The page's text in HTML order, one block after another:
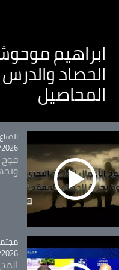
ابراهيم
الحصاد
المحاصيل
- 12:10
فوج
- 10:18